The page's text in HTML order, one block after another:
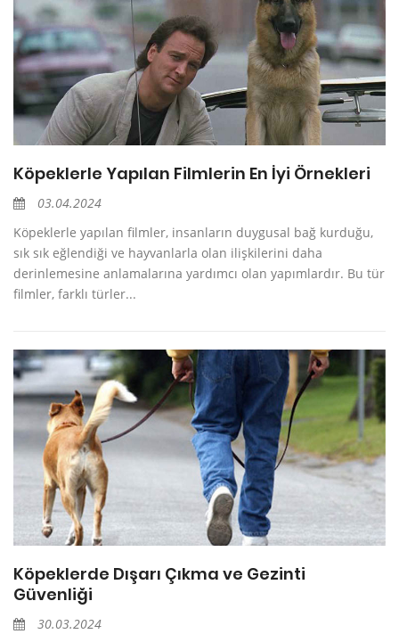
Köpeklerle Yapılan Filmlerin En İyi Örnekleri
03.04.2024
Köpeklerle yapılan filmler, insanların duygusal bağ kurduğu,
sık sık eğlendiği ve hayvanlarla olan ilişkilerini daha
derinlemesine anlamalarına yardımcı olan yapımlardır. Bu tür
filmler, farklı türler...
Köpeklerde Dışarı Çıkma ve Gezinti
Güvenliği
30.03.2024